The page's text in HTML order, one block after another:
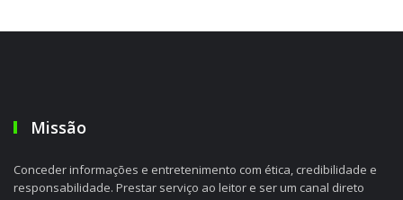
Missão
Conceder informações e entretenimento com ética, credibilidade e
responsabilidade. Prestar serviço ao leitor e ser um canal direto